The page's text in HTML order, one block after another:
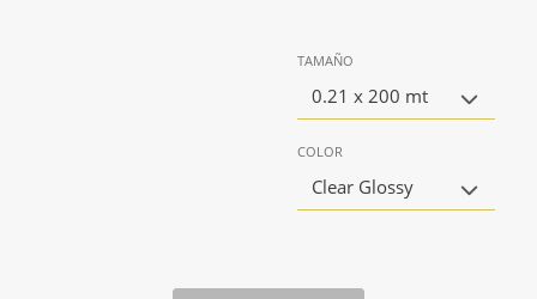
TAMAÑO
0.21 x 200 mt
COLOR
Clear Glossy